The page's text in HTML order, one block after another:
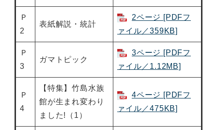
Ｐ
2
表紙解説・統計
2ページ [PDFフ
ァイル／359KB]
Ｐ
3
ガマトピック
3ページ [PDFフ
ァイル／1.12MB]
Ｐ
4
【特集】竹島水族
館が生まれ変わり
ました!（1）
4ページ [PDFフ
ァイル／475KB]